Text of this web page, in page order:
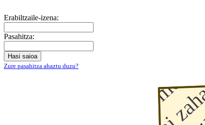
Erabiltzaile-izena:
Pasahitza:
Hasi saioa
Zure pasahitza ahaztu duzu?